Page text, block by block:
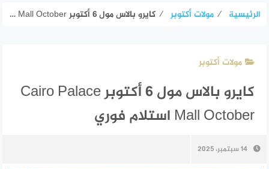
الرئيسية ⁄ مولات أكتوبر ⁄ كايرو بالاس مول 6 أكتوبر Cairo Palace Mall October استلام فوري
مولات أكتوبر
كايرو بالاس مول 6 أكتوبر Cairo Palace
Mall October استلام فوري
14 سبتمبر، 2025